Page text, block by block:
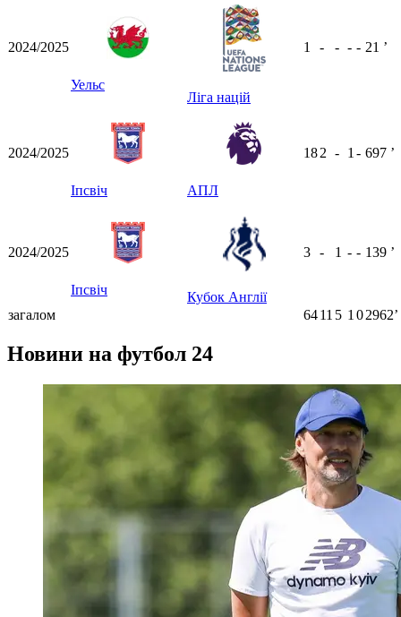
2024/2025
Уельс
Ліга націй
1 - - - - 21 ʼ
2024/2025
Іпсвіч АПЛ
182 - 1 - 697 ʼ
2024/2025
Іпсвіч Кубок Англії
3 - 1 - - 139 ʼ
загалом 6411 5 1 02962ʼ
Новини на футбол 24